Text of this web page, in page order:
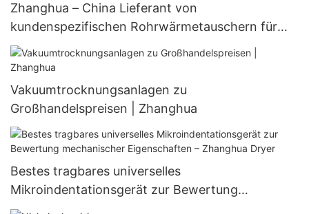
Zhanghua – China Lieferant von
kundenspezifischen Rohrwärmetauschern für
Kälteanlagen
Vakuumtrocknungsanlagen zu
Großhandelspreisen | Zhanghua
Bestes tragbares universelles
Mikroindentationsgerät zur Bewertung
mechanischer Eigenschaften – Zhanghua Dryer